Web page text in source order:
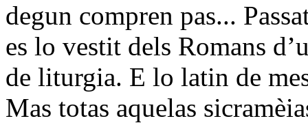
degun compren pas...
es lo vestit dels Romans
de liturgia. E lo latin de
Mas totas aquelas